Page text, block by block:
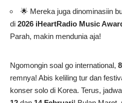
🌟 Mereka juga dinominasiin
di 2026 iHeartRadio Music
Parah, makin mendunia aja!
Ngomongin soal go international,
remnya! Abis keliling tur dan
konser solo di Korea. Terus,